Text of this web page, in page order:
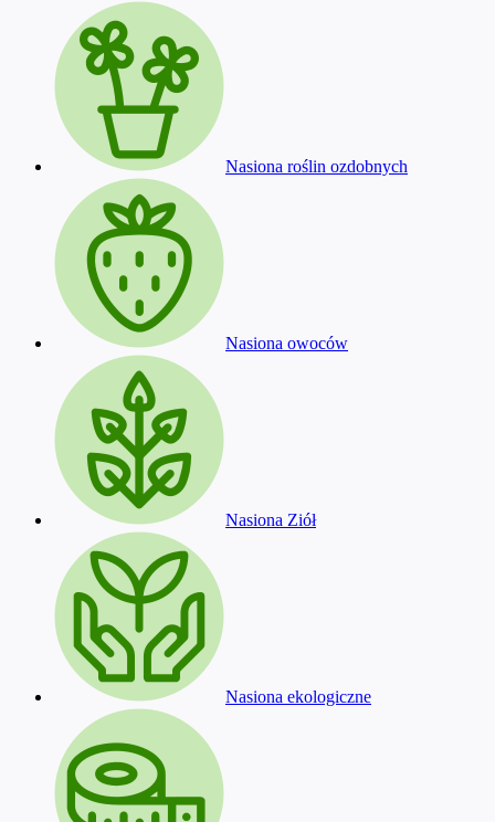
Nasiona roślin ozdobnych
Nasiona owoców
Nasiona Ziół
Nasiona ekologiczne